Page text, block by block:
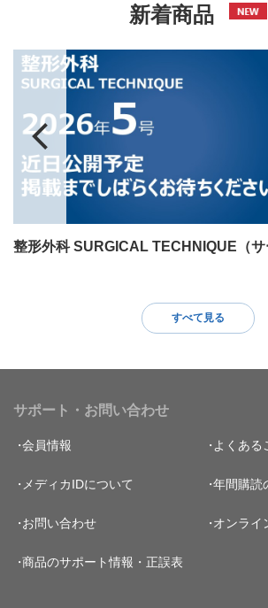
新着商品
すべて見る
サポート・お問い合わせ
会員情報 よくある
メディカIDについて 年間購読
お問い合わせ オンライ
商品のサポート情報・正誤表